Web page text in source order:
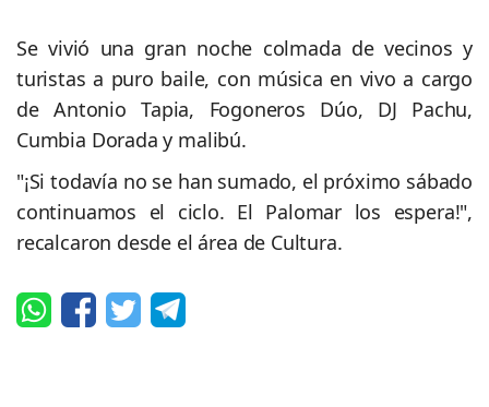
Se vivió una gran noche colmada de vecinos y
turistas a puro baile, con música en vivo a cargo
de Antonio Tapia, Fogoneros Dúo, DJ Pachu,
Cumbia Dorada y malibú.
"¡Si todavía no se han sumado, el próximo sábado
continuamos el ciclo. El Palomar los espera!",
recalcaron desde el área de Cultura.